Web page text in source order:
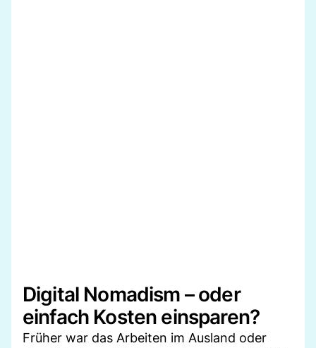
Digital Nomadism – oder
einfach Kosten einsparen?
Früher war das Arbeiten im Ausland oder